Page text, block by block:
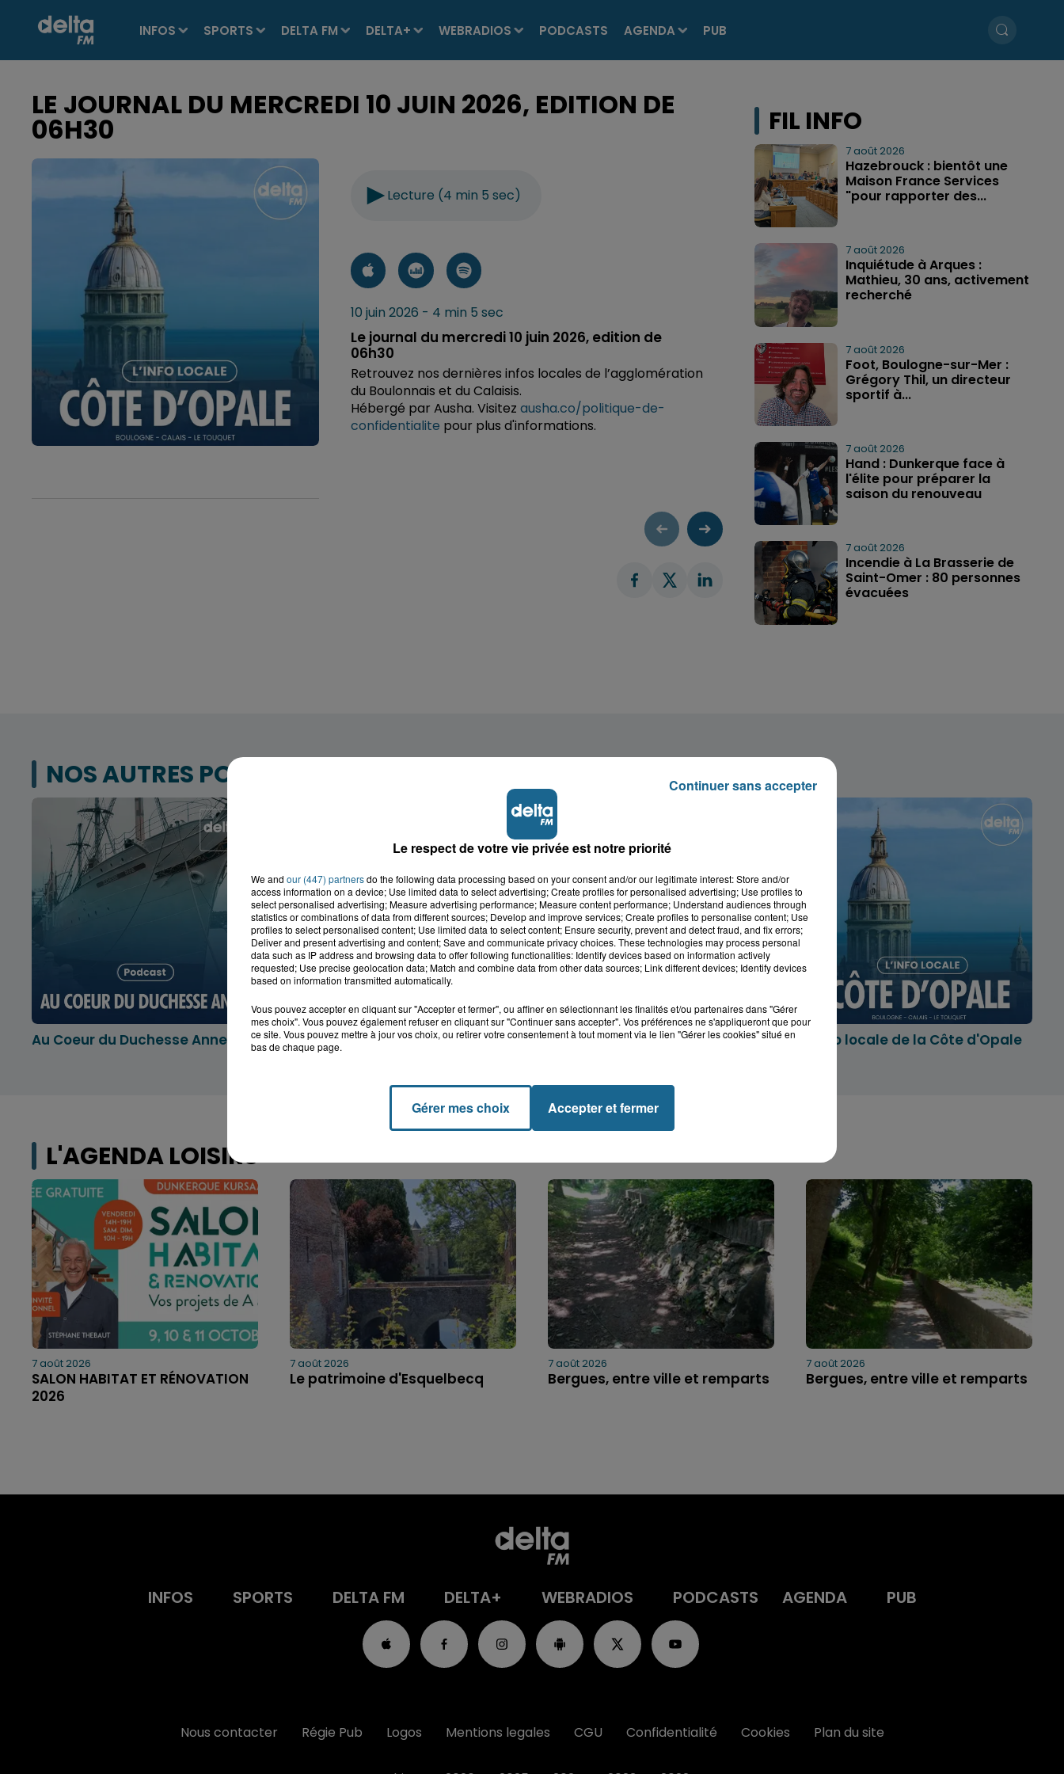
INFOS SPORTS DELTA FM DELTA+ WEBRADIOS PODCASTS AGENDA PUB
LE JOURNAL DU MERCREDI 10 JUIN 2026, EDITION DE
06H30
Lecture (4 min 5 sec)
10 juin 2026 - 4 min 5 sec
Le journal du mercredi 10 juin 2026, edition de
06h30
Retrouvez nos dernières infos locales de l’agglomération
du Boulonnais et du Calaisis.
Hébergé par Ausha. Visitez ausha.co/politique-de-
confidentialite pour plus d'informations.
FIL INFO
7 août 2026
Hazebrouck : bientôt une
Maison France Services
"pour rapporter des...
7 août 2026
Inquiétude à Arques :
Mathieu, 30 ans, activement
recherché
7 août 2026
Foot, Boulogne-sur-Mer :
Grégory Thil, un directeur
sportif à...
7 août 2026
Hand : Dunkerque face à
l'élite pour préparer la
saison du renouveau
7 août 2026
Incendie à La Brasserie de
Saint-Omer : 80 personnes
évacuées
NOS AUTRES PODCASTS
Au Coeur du Duchesse Anne
L'info locale dans le
Dunkerquois
L'info locale de l'Audomarois L'info locale de la Côte d'Opale
L'AGENDA LOISIRS
7 août 2026
SALON HABITAT ET RÉNOVATION
2026
7 août 2026
Le patrimoine d'Esquelbecq
7 août 2026
Bergues, entre ville et remparts
7 août 2026
Bergues, entre ville et remparts
INFOS SPORTS DELTA FM DELTA+ WEBRADIOS PODCASTS AGENDA PUB
Nous contacter Régie Pub Logos Mentions legales CGU Confidentialité Cookies Plan du site
Le respect de votre vie privée est notre priorité
We and our (447) partnersdo the following data processing based on your consent and/or our legitimate interest: Store and/or
access information on a device; Use limited data to select advertising; Create profiles for personalised advertising; Use profiles to
select personalised advertising; Measure advertising performance; Measure content performance; Understand audiences through
statistics or combinations of data from different sources; Develop and improve services; Create profiles to personalise content; Use
profiles to select personalised content; Use limited data to select content; Ensure security, prevent and detect fraud, and fix errors;
Deliver and present advertising and content; Save and communicate privacy choices. These technologies may process personal
data such as IP address and browsing data to offer following functionalities: Identify devices based on information actively
requested; Use precise geolocation data; Match and combine data from other data sources; Link different devices; Identify devices
based on information transmitted automatically.
Vous pouvez accepter en cliquant sur "Accepter et fermer", ou affiner en sélectionnant les finalités et/ou partenaires dans "Gérer
mes choix". Vous pouvez également refuser en cliquant sur "Continuer sans accepter". Vos préférences ne s'appliqueront que pour
ce site. Vous pouvez mettre à jour vos choix, ou retirer votre consentement à tout moment via le lien "Gérer les cookies" situé en
bas de chaque page.
Gérer mes choix Accepter et fermer
Continuer sans accepter